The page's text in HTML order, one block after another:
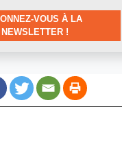
VOUS À LA
NEWSLETTER !